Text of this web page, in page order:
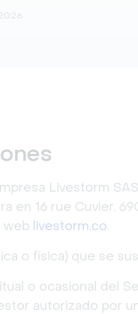
Livestorm
en 16 rue Cuvier,
web livestorm.co.
o física) que se
o ocasional del
autorizado por